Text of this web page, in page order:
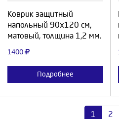
Коврик защитный
напольный 90х120 см,
матовый, толщина 1,2 мм.
1400
Подробнее
1 2